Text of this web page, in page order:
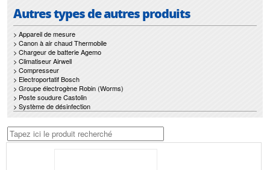
Autres types de autres produits
> Appareil de mesure
> Canon à air chaud Thermobile
> Chargeur de batterie Agemo
> Climatiseur Airwell
> Compresseur
> Electroportatif Bosch
> Groupe électrogène Robin (Worms)
> Poste soudure Castolin
> Système de désinfection